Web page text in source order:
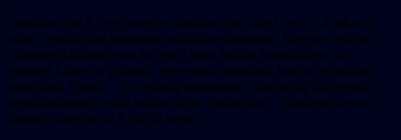
Šiandien ryte Knygų mugėje diskutavome apie Levino „Laikas ir
kitas“ vertimą bei moralines politikos sampratas. Knygos vertėjas
Viktoras Bachmetjevas ta proga labai tiksliai identifikavo dvi
esmines Lietuvos politinio gyvenimo nuostatas, kurios tą politiką
sunaikina. Pirma, – čia visokių brazauskų ir darbiečių laikysena:
nepolitikuokim, reikia kažką dirbti. Pridurčiau – dirbti sau ir savo
šeimai, valstybės ir Kito čia nėra.